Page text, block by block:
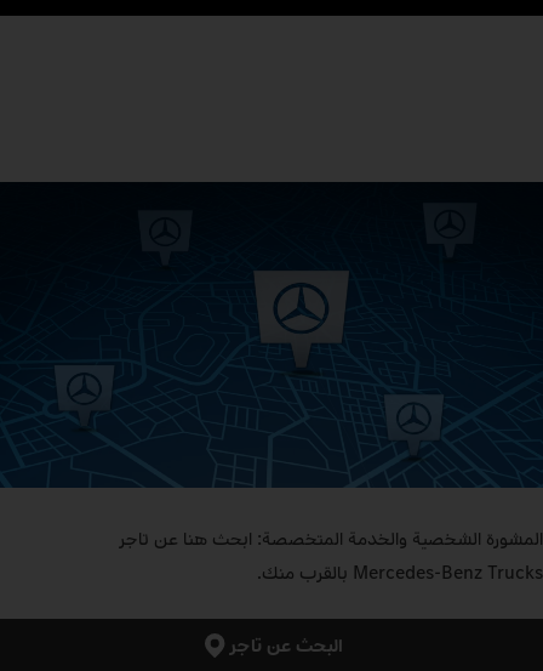
المشورة الشخصية والخدمة المتخصصة: ابحث هنا عن تاجر
Mercedes‑Benz Trucks بالقرب منك.
البحث عن تاجر